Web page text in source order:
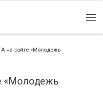
на сайте «Молодежь
«Молодежь